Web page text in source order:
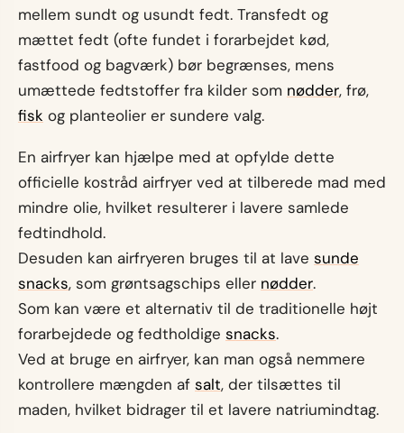
mellem sundt og usundt fedt. Transfedt og
mættet fedt (ofte fundet i forarbejdet kød,
fastfood og bagværk) bør begrænses, mens
umættede fedtstoffer fra kilder som nødder, frø,
fisk og planteolier er sundere valg.
En airfryer kan hjælpe med at opfylde dette
officielle kostråd airfryer ved at tilberede mad med
mindre olie, hvilket resulterer i lavere samlede
fedtindhold.
Desuden kan airfryeren bruges til at lave sunde
snacks, som grøntsagschips eller nødder.
Som kan være et alternativ til de traditionelle højt
forarbejdede og fedtholdige snacks.
Ved at bruge en airfryer, kan man også nemmere
kontrollere mængden af salt, der tilsættes til
maden, hvilket bidrager til et lavere natriumindtag.